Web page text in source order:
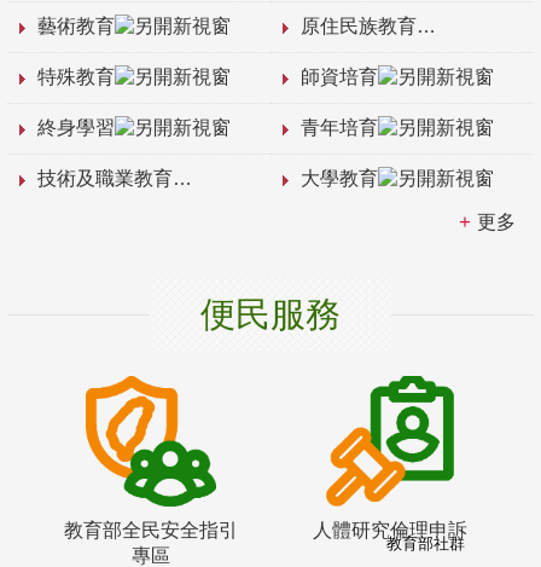
藝術教育 原住民族教育
特殊教育 師資培育
終身學習 青年培育
技術及職業教育 大學教育
更多
便民服務
教育部全民安全指引
專區
人體研究倫理申訴
教育部社群